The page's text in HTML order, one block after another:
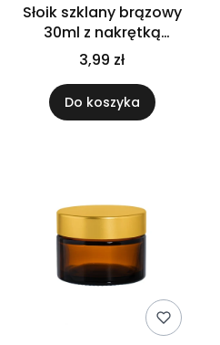
Słoik szklany brązowy
30ml z nakrętką
bambusową PP
3,99 zł
Do koszyka